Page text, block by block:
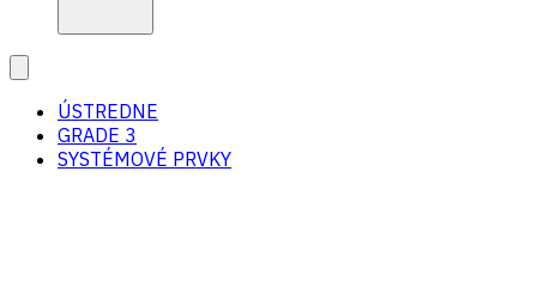
ÚSTREDNE
GRADE 3
SYSTÉMOVÉ PRVKY